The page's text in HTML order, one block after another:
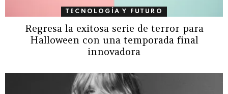
TECNOLOGÍA Y FUTURO
Regresa la exitosa serie de terror para
Halloween con una temporada final
innovadora